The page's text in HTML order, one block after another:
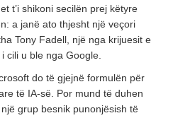
t’i shikoni secilën prej këtyre
a janë ato thjesht një veçori
Tony Fadell, një nga krijuesit e
cili u ble nga Google.
do të gjejnë formulën për
të IA-së. Por mund të duhen
grup besnik punonjësish të